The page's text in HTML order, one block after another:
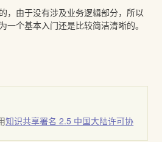
，由于没有涉及业务逻辑部分，所以
一个基本入门还是比较简洁清晰的。
知识共享署名 2.5 中国大陆许可协